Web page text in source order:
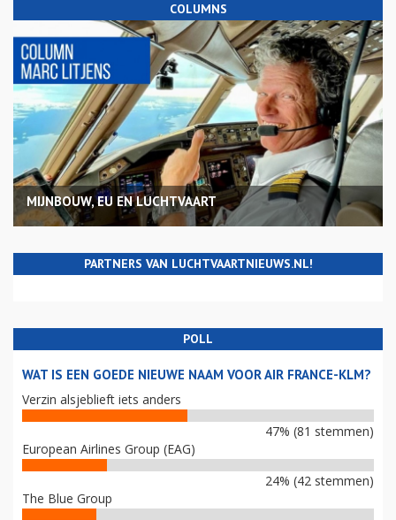
COLUMNS
MIJNBOUW, EU EN LUCHTVAART
PARTNERS VAN LUCHTVAARTNIEUWS.NL!
POLL
WAT IS EEN GOEDE NIEUWE NAAM VOOR AIR FRANCE-KLM?
Verzin alsjeblieft iets anders
47% (81 stemmen)
European Airlines Group (EAG)
24% (42 stemmen)
The Blue Group